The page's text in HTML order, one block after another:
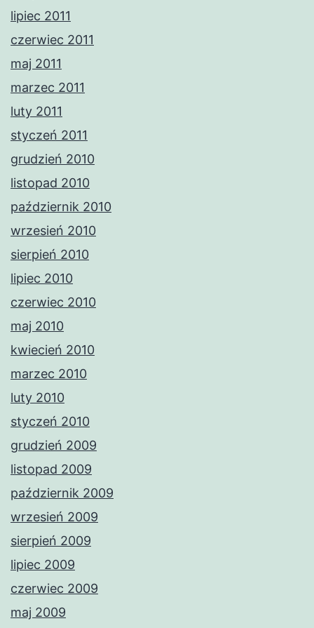
lipiec 2011
czerwiec 2011
maj 2011
marzec 2011
luty 2011
styczeń 2011
grudzień 2010
listopad 2010
październik 2010
wrzesień 2010
sierpień 2010
lipiec 2010
czerwiec 2010
maj 2010
kwiecień 2010
marzec 2010
luty 2010
styczeń 2010
grudzień 2009
listopad 2009
październik 2009
wrzesień 2009
sierpień 2009
lipiec 2009
czerwiec 2009
maj 2009